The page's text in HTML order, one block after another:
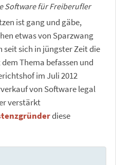
Software für Freiberufler
ist gang und gäbe,
etwas von Sparzwang
seit sich in jüngster Zeit die
Thema befassen und
im Juli 2012
von Software legal
verstärkt
diese